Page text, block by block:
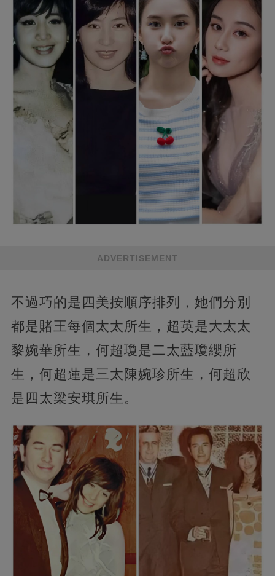
ADVERTISEMENT
不過巧的是四美按順序排列，她們分別
都是賭王每個太太所生，超英是大太太
黎婉華所生，何超瓊是二太藍瓊纓所
生，何超蓮是三太陳婉珍所生，何超欣
是四太梁安琪所生。